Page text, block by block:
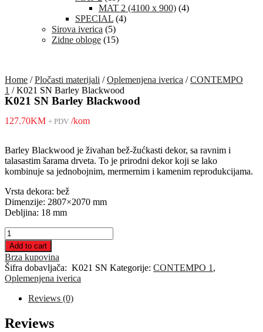
MAT 2 (4100 x 900) (4)
SPECIAL (4)
Sirova iverica (5)
Zidne obloge (15)
Home /Pločasti materijali /Oplemenjena iverica /CONTEMPO
1 / K021 SN Barley Blackwood
K021 SN Barley Blackwood
127.70KM + PDV /kom
Barley Blackwood je živahan bež-žućkasti dekor, sa ravnim i
talasastim šarama drveta. To je prirodni dekor koji se lako
kombinuje sa jednobojnim, mermernim i kamenim reprodukcijama.
Vrsta dekora: bež
Dimenzije: 2807×2070 mm
Debljina: 18 mm
K021
SN
Barley
Blackwood
quantity
Add to cart
Brza kupovina
Šifra dobavljača: K021 SN Kategorije: CONTEMPO 1 ,
Oplemenjena iverica
Reviews (0)
Reviews